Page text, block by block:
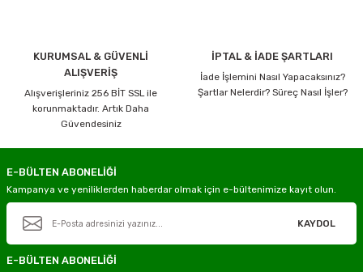
KURUMSAL & GÜVENLİ
ALIŞVERİŞ
Alışverişleriniz 256 BİT SSL ile
korunmaktadır. Artık Daha
Güvendesiniz
İPTAL & İADE ŞARTLARI
İade İşlemini Nasıl Yapacaksınız?
Şartlar Nelerdir? Süreç Nasıl İşler?
E-BÜLTEN ABONELİĞİ
Kampanya ve yeniliklerden haberdar olmak için e-bültenimize kayıt olun.
KAYDOL
E-BÜLTEN ABONELİĞİ